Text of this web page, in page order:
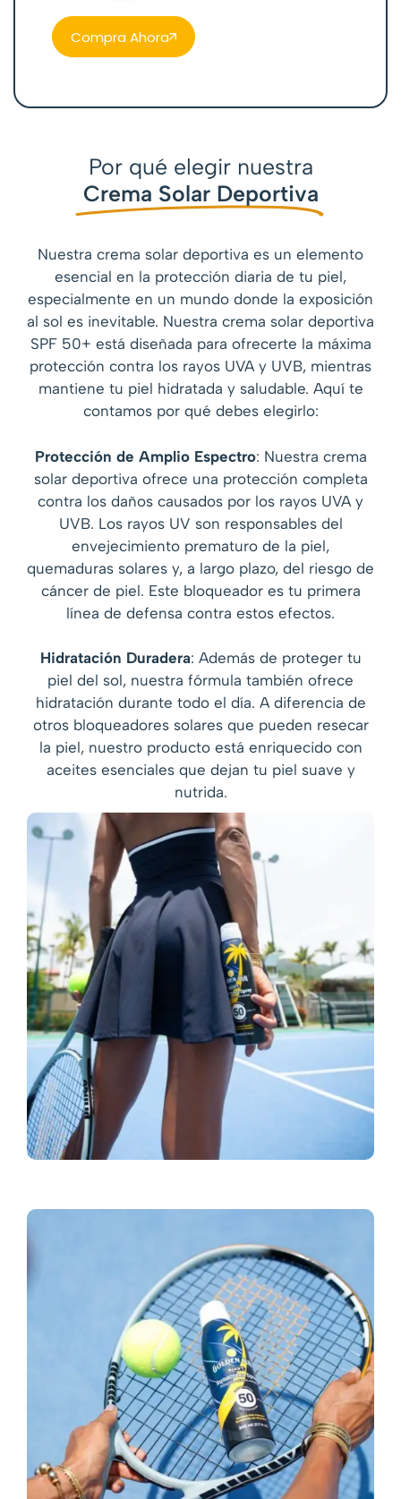
Compra Ahora
Por qué elegir nuestra
Crema Solar Deportiva
Nuestra crema solar deportiva es un elemento
esencial en la protección diaria de tu piel,
especialmente en un mundo donde la exposición
al sol es inevitable. Nuestra crema solar deportiva
SPF 50+ está diseñada para ofrecerte la máxima
protección contra los rayos UVA y UVB, mientras
mantiene tu piel hidratada y saludable. Aquí te
contamos por qué debes elegirlo:
Protección de Amplio Espectro: Nuestra crema
solar deportiva ofrece una protección completa
contra los daños causados por los rayos UVA y
UVB. Los rayos UV son responsables del
envejecimiento prematuro de la piel,
quemaduras solares y, a largo plazo, del riesgo de
cáncer de piel. Este bloqueador es tu primera
línea de defensa contra estos efectos.
Hidratación Duradera: Además de proteger tu
piel del sol, nuestra fórmula también ofrece
hidratación durante todo el día. A diferencia de
otros bloqueadores solares que pueden resecar
la piel, nuestro producto está enriquecido con
aceites esenciales que dejan tu piel suave y
nutrida.